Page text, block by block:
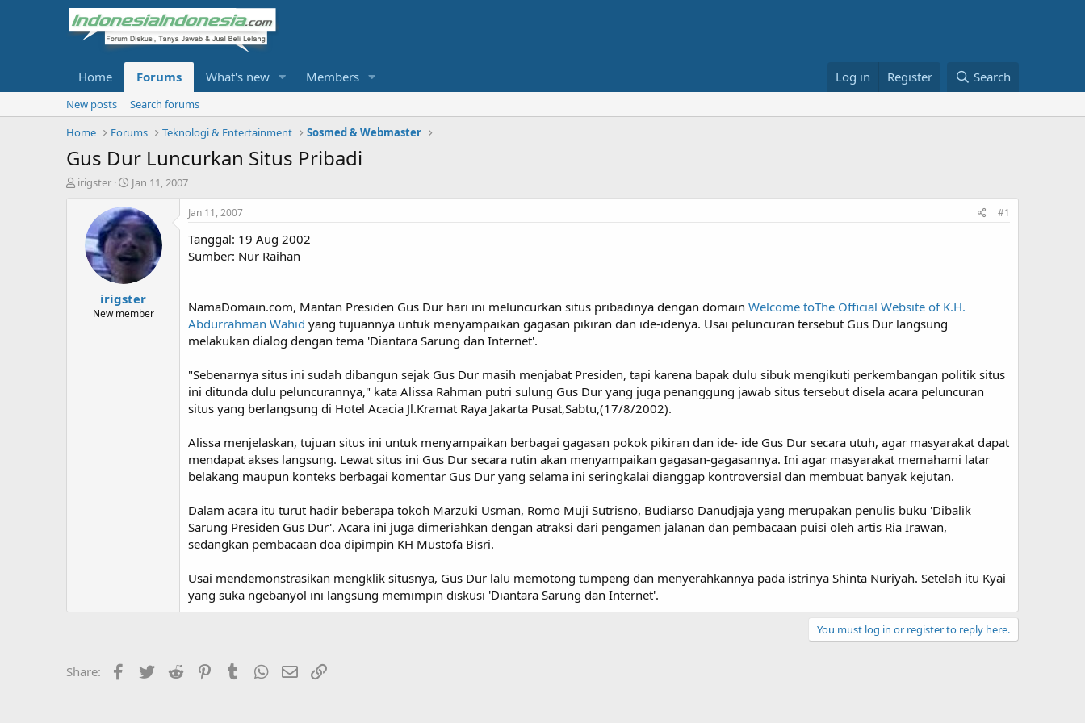
Home Forums What's new Members Log in Register Search
New posts
Search forums
Home
Forums Teknologi & Entertainment Sosmed & Webmaster
Gus Dur Luncurkan Situs Pribadi
T
irigster
S
a
r
t
d
t
e
Jan 11, 2007
irigster
New member
Jan 11, 2007 #1
Tanggal: 19 Aug 2002
Sumber: Nur Raihan
NamaDomain.com, Mantan Presiden Gus Dur hari ini meluncurkan situs pribadinya dengan domain Welcome toThe Official Website of K.H.
Abdurrahman Wahid yang tujuannya untuk menyampaikan gagasan pikiran dan ide-idenya. Usai peluncuran tersebut Gus Dur langsung
melakukan dialog dengan tema 'Diantara Sarung dan Internet'.
"Sebenarnya situs ini sudah dibangun sejak Gus Dur masih menjabat Presiden, tapi karena bapak dulu sibuk mengikuti perkembangan politik situs
ini ditunda dulu peluncurannya," kata Alissa Rahman putri sulung Gus Dur yang juga penanggung jawab situs tersebut disela acara peluncuran
situs yang berlangsung di Hotel Acacia Jl.Kramat Raya Jakarta Pusat,Sabtu,(17/8/2002).
Alissa menjelaskan, tujuan situs ini untuk menyampaikan berbagai gagasan pokok pikiran dan ide- ide Gus Dur secara utuh, agar masyarakat dapat
mendapat akses langsung. Lewat situs ini Gus Dur secara rutin akan menyampaikan gagasan-gagasannya. Ini agar masyarakat memahami latar
belakang maupun konteks berbagai komentar Gus Dur yang selama ini seringkalai dianggap kontroversial dan membuat banyak kejutan.
Dalam acara itu turut hadir beberapa tokoh Marzuki Usman, Romo Muji Sutrisno, Budiarso Danudjaja yang merupakan penulis buku 'Dibalik
Sarung Presiden Gus Dur'. Acara ini juga dimeriahkan dengan atraksi dari pengamen jalanan dan pembacaan puisi oleh artis Ria Irawan,
sedangkan pembacaan doa dipimpin KH Mustofa Bisri.
Usai mendemonstrasikan mengklik situsnya, Gus Dur lalu memotong tumpeng dan menyerahkannya pada istrinya Shinta Nuriyah. Setelah itu Kyai
yang suka ngebanyol ini langsung memimpin diskusi 'Diantara Sarung dan Internet'.
You must log in or register to reply here.
Share: Facebook
Twitter Reddit PinterestTumblrWhatsApp
Email